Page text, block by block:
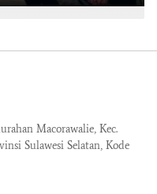
Macorawalie, Kec.
Sulawesi Selatan, Kode